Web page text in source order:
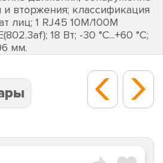
вторжения; классификация
лиц; 1 RJ45 10M/100M
18 Вт; -30 °C...+60 °C;
мм.